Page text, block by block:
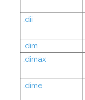
.dii
.dim
.dimax
.dime